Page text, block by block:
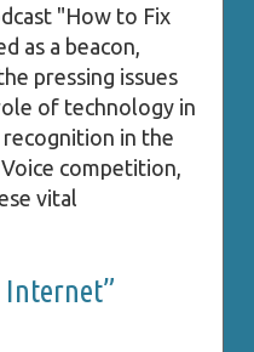
"How to Fix
as a beacon,
pressing issues
of technology in
in the
competition,
vital
Internet”